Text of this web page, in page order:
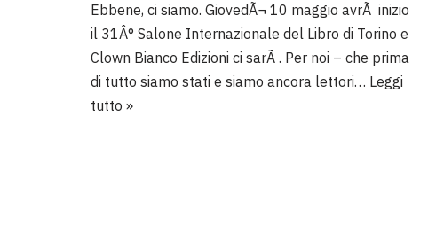
Ebbene, ci siamo. GiovedÃ¬ 10 maggio avrÃ inizio
il 31Â° Salone Internazionale del Libro di Torino e
Clown Bianco Edizioni ci sarÃ . Per noi – che prima
di tutto siamo stati e siamo ancora lettori… Leggi
tutto »